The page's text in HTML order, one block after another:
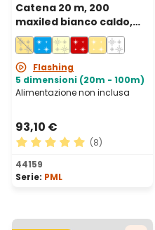
Catena 20 m, 200
maxiled bianco caldo,
cavo verde,
prolungabile, IP67
Flashing
5 dimensioni (20m - 100m)
Alimentazione non inclusa
93,10 €
Valutazione media di 5
(8)
44159
Serie: PML